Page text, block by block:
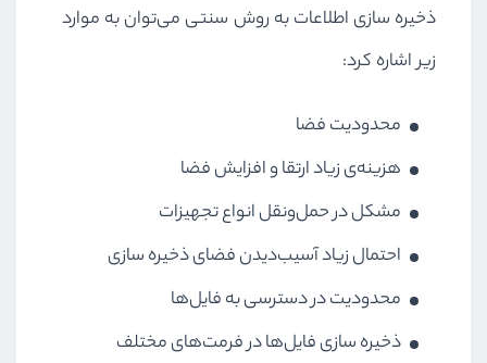
ذخیره سازی اطلاعات به روش سنتی می‌توان به موارد
زیر اشاره کرد:
محدودیت فضا
هزینه‌‌ی زیاد ارتقا و افزایش فضا
مشکل در حمل‌ونقل انواع تجهیزات
احتمال زیاد آسیب‌دیدن فضای ذخیره سازی
محدودیت در دسترسی به فایل‌ها
ذخیره سازی فایل‌ها در فرمت‌های مختلف